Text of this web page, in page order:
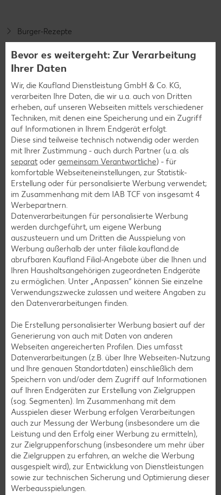
Burger-Rezepte
Pasta-Rezepte
Sushi-Rezepte
Raclette-Rezepte
Flammkuchen-Rezepte
Frühstücksrezepte
Salat-Rezepte
Spargel-Rezepte
Fleisch-Rezepte
Fisch-Rezepte
Geflügel-Rezepte
Lamm-Rezepte
Grill-Rezepte
Muffin-Rezepte
Apfelkuchen-Rezepte
Schokokuchen-Rezepte
Torten-Rezepte
Eis-Rezepte
Pfannkuchen-Rezepte
Plätzchen-Rezepte
Smoothie-Rezepte
Bowle-Rezepte
Cocktail-Rezepte
Avocado-Rezepte
Erdbeer-Rezepte
Bevor es weitergeht: Zur Verarbeitung
Ihrer Daten
Wir, die Kaufland Dienstleistung GmbH & Co. KG,
verarbeiten Ihre Daten, die wir u.a. auch von Dritten
erheben, auf unseren Webseiten mittels verschiedener
Techniken, mit denen eine Speicherung und ein Zugriff
auf Informationen in Ihrem Endgerät erfolgt.
Diese sind teilweise technisch notwendig oder werden
mit Ihrer Zustimmung - auch durch Partner (u.a. als
separat oder gemeinsam Verantwortliche) - für
komfortable Webseiteneinstellungen, zur Statistik-
Erstellung oder für personalisierte Werbung verwendet;
im Zusammenhang mit dem IAB TCF von insgesamt 4
Werbepartnern.
Datenverarbeitungen für personalisierte Werbung
werden durchgeführt, um eigene Werbung
auszusteuern und um Dritten die Ausspielung von
Werbung außerhalb der unter filiale.kaufland.de
abrufbaren Kaufland Filial-Angebote über die Ihnen und
Ihren Haushaltsangehörigen zugeordneten Endgeräte
zu ermöglichen. Unter „Anpassen“ können Sie einzelne
Verwendungszwecke zulassen und weitere Angaben zu
den Datenverarbeitungen finden.
Die Erstellung personalisierter Werbung basiert auf der
Generierung von auch mit Daten von anderen
Webseiten angereicherten Profilen. Dies umfasst
Datenverarbeitungen (z.B. über Ihre Webseiten-Nutzung
und Ihre genauen Standortdaten) einschließlich dem
Speichern von und/oder dem Zugriff auf Informationen
auf Ihren Endgeräten zur Erstellung von Zielgruppen
(sog. Segmenten). Im Zusammenhang mit dem
Ausspielen dieser Werbung erfolgen Verarbeitungen
auch zur Messung der Werbung (insbesondere um die
Leistung und den Erfolg einer Werbung zu ermitteln),
zur Zielgruppenforschung (insbesondere um mehr über
die Zielgruppen zu erfahren, an welche die Werbung
ausgespielt wird), zur Entwicklung von Dienstleistungen
sowie zur technischen Sicherung und Optimierung dieser
Werbeausspielungen.